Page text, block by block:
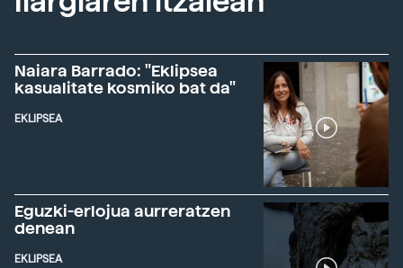
Naiara Barrado: "Eklipsea
kasualitate kosmiko bat da"
EKLIPSEA
Eguzki-erlojua aurreratzen
denean
EKLIPSEA